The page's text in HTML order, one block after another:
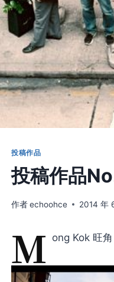
投稿作品
投稿作品
作者echoohce 2014 年
M ong Kok 旺角